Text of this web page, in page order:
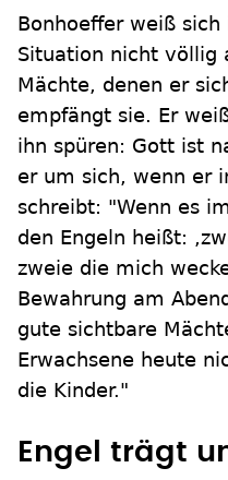
Bonhoeffer weiß
Situation nicht völlig
Mächte, denen er
empfängt sie. Er
ihn spüren: Gott ist
er um sich, wenn er
schreibt: "Wenn es
den Engeln heißt:
zweie die mich
Bewahrung am
gute sichtbare
Erwachsene heute
die Kinder."
Engel trägt